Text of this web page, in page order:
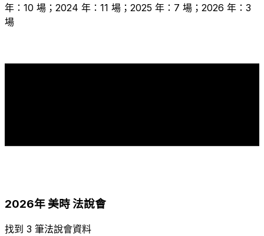
年：10 場；2024 年：11 場；2025 年：7 場；2026 年：3
場
2026年 美時法說會
找到 3 筆法說會資料